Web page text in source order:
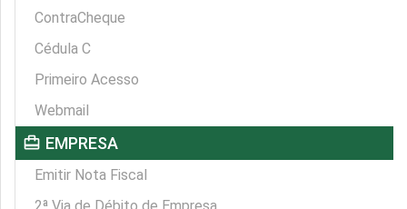
ContraCheque
Cédula C
Primeiro Acesso
Webmail
card_travel EMPRESA
Emitir Nota Fiscal
2ª Via de Débito de Empresa